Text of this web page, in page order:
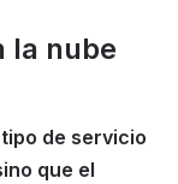
la nube
de servicio
que el